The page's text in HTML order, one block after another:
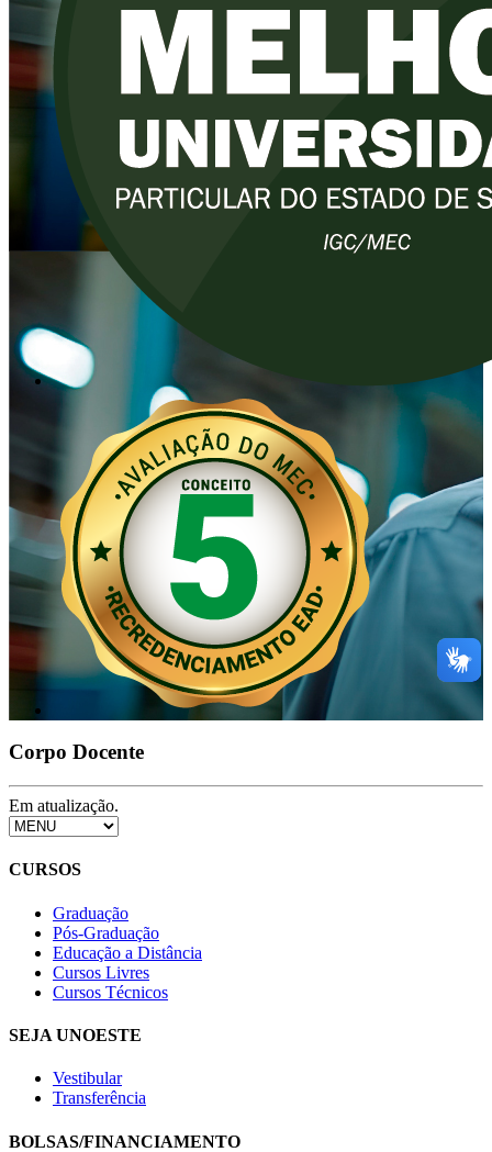
Corpo Docente
Em atualização.
CURSOS
Graduação
Pós-Graduação
Educação a Distância
Cursos Livres
Cursos Técnicos
SEJA UNOESTE
Vestibular
Transferência
BOLSAS/FINANCIAMENTO